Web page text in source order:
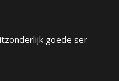
goede ser